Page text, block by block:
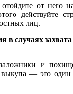
от него
действуйте
лиц.
в случаях
и
— это один